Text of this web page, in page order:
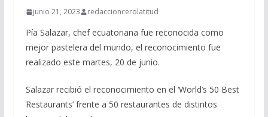
junio 21, 2023 redaccioncerolatitud
Pía Salazar, chef ecuatoriana fue reconocida como
mejor pastelera del mundo, el reconocimiento fue
realizado este martes, 20 de junio.
Salazar recibió el reconocimiento en el ‘World’s 50 Best
Restaurants’ frente a 50 restaurantes de distintos